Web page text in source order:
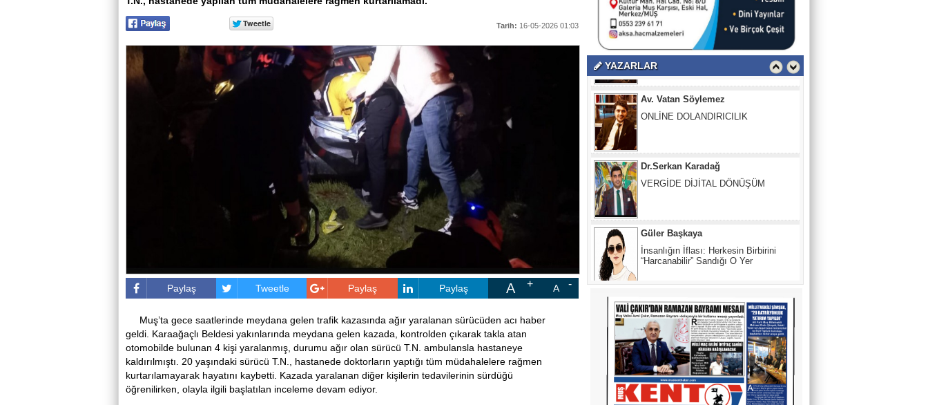
Tarih: 16-05-2026 01:03
Paylaş Tweetle Paylaş Paylaş A A
Muş’ta gece saatlerinde meydana gelen trafik kazasında ağır yaralanan sürücüden acı haber
geldi. Karaağaçlı Beldesi yakınlarında meydana gelen kazada, kontrolden çıkarak takla atan
otomobilde bulunan 4 kişi yaralanmış, durumu ağır olan sürücü T.N. ambulansla hastaneye
kaldırılmıştı. 20 yaşındaki sürücü T.N., hastanede doktorların yaptığı tüm müdahalelere rağmen
kurtarılamayarak hayatını kaybetti. Kazada yaralanan diğer kişilerin tedavilerinin sürdüğü
öğrenilirken, olayla ilgili başlatılan inceleme devam ediyor.
YAZARLAR
PENCERE
MERHAMETTEN Mİ MARAZ DOĞDU
YOKSA NANKÖRDEN Mİ İSYAN?
VERGİDE DİJİTAL DÖNÜŞÜM
“Harcanabilir” Sandığı O Yer
O Sesler Hâlâ Kulaklarımda